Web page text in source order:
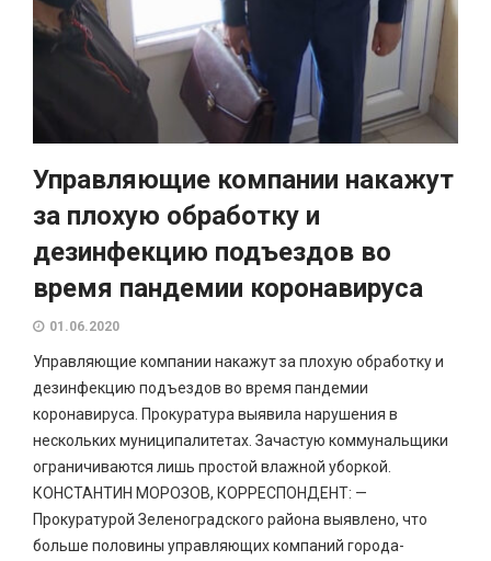
Управляющие компании накажут
за плохую обработку и
дезинфекцию подъездов во
время пандемии коронавируса
01.06.2020
Управляющие компании накажут за плохую обработку и
дезинфекцию подъездов во время пандемии
коронавируса. Прокуратура выявила нарушения в
нескольких муниципалитетах. Зачастую коммунальщики
ограничиваются лишь простой влажной уборкой.
КОНСТАНТИН МОРОЗОВ, КОРРЕСПОНДЕНТ: —
Прокуратурой Зеленоградского района выявлено, что
больше половины управляющих компаний города-